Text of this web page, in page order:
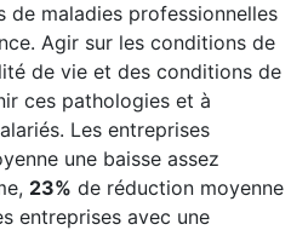
de maladies professionnelles
Agir sur les conditions de
de vie et des conditions de
ces pathologies et à
Les entreprises
une baisse assez
23% de réduction moyenne
entreprises avec une